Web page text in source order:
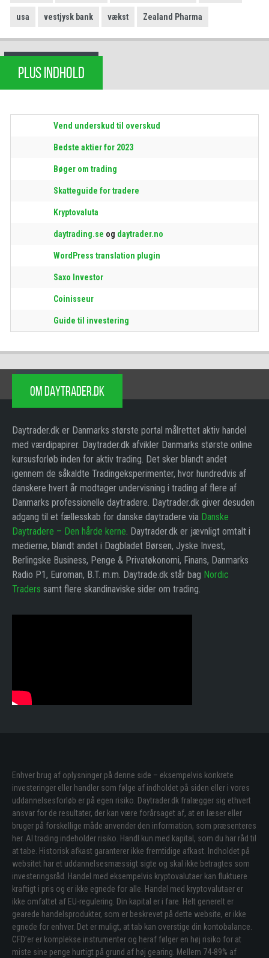
usa vestjysk bank vækst Zealand Pharma
PLUS INDHOLD
Vend underskud til overskud
Bedste aktier for 2023
Bøger om trading
Skatteguide for tradere
Kryptovaluta
daytrading.se og daytrader.no
WordPress translation plugin
Saxo Investor
Coinisseur
Guide til investering
OM DAYTRADER.DK
Daytrader.dk er Danmarks største portal målrettet aktiv handel
med værdipapirer. Daytrader.dk afvikler Danmarks største online
kursusforløb inden for aktiv trading. Det sker blandt andet
igennem de såkaldte Tradingeksperimenter, hvor hundredvis af
danskere hvert år modtager undervisning i trading af flere af
Danmarks professionelle daytradere. Daytrader.dk giver desuden
adgang til et fællesskab for danske daytradere via Danske
Daytradere – Den hårde kerne. Daytrader.dk er jævnligt omtalt i
medierne, blandt andet i Dagbladet Børsen, Jyske Invest,
Berlingske Business, Penge & Privatøkonomi, Finans, Danmarks
Radio P1, Euroman, B.T. m.m. Daytrade.dk står bag Nordic
Traders samt flere skandinaviske sider om trading.
Enhver brug af oplysninger på denne side – eksempelvis konkrete
investeringer eller handler som følge af indholdet på siden eller i vores
uddannelsesforløb er på egen risiko. Daytrader.dk fralægger sig ethvert
ansvar for de resultater, der kan være forårsaget af, at en læser eller
bruger på forskellige måde anvender den information, som præsenteres
her. Al trading indeholder risiko. Handl kun med kapital, som du har råd til
at tabe. Historisk afkast garanterer ikke fremtidige afkast. Indholdet på
websitet har et uddannelsesmæssigt sigte og skal ikke betragtes som
investeringsråd. Handel med eksempelvis kryptovalutaer kan fluktuere
kraftigt i pris og er ikke egnede for alle. Handel med kryptovalutaer er
ikke omfattet af EU-regulering. Din kapital er i fare. Helt generelt er
gearede handelsprodukter, som er beskrevet på dette website, er ikke
egnede for enhver. Det er muligt, at tab kan overstige din kontobalance.
CFD’er er komplekse instrumenter og heraf følger en høj risiko for at
miste sine penge hurtigt på grund af høj gearing. Mellem 74-89% af